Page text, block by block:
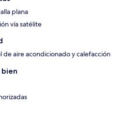
plana
vía satélite
de aire acondicionado y calefacción
bien